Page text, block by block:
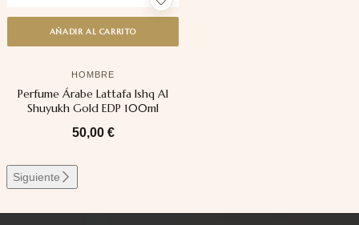
AÑADIR AL CARRITO
HOMBRE
Perfume Árabe Lattafa Ishq Al
Shuyukh Gold EDP 100ml
50,00 €
Siguiente